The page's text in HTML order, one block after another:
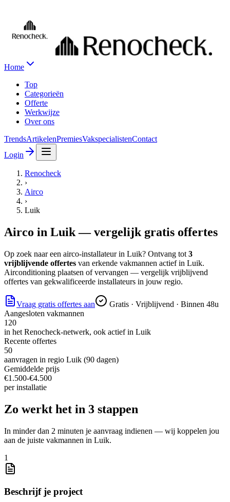
Home
Top
Categorieën
Offerte
Werkwijze
Over ons
TrendsArtikelenPremiesVakspecialistenContact
Login
Renocheck
›
Airco
›
Luik
Airco in Luik— vergelijk gratis offertes
Op zoek naareen airco-installateurin Luik? Ontvang tot 3
vrijblijvende offertes van erkende vakmannen actief in Luik.
Airconditioning plaatsen of vervangen — vergelijk vrijblijvend
offertes van gekwalificeerde installateurs in jouw regio.
Vraag gratis offertes aan
Gratis · Vrijblijvend · Binnen 48u
Aangesloten vakmannen
120
in het Renocheck-netwerk, ook actief in Luik
Recente offertes
50
aanvragen in regio Luik (90 dagen)
Gemiddelde prijs
€1.500-€4.500
perinstallatie
Zo werkt het in 3 stappen
In minder dan 2 minuten je aanvraag indienen — wij koppelen jou
aan de juiste vakmannen in Luik.
1
Beschrijf je project